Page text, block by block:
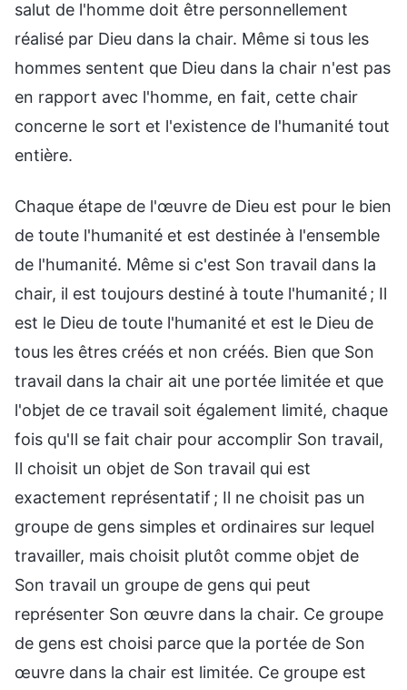
salut de l'homme doit être personnellement
réalisé par Dieu dans la chair. Même si tous les
hommes sentent que Dieu dans la chair n'est pas
en rapport avec l'homme, en fait, cette chair
concerne le sort et l'existence de l'humanité tout
entière.
Chaque étape de l'œuvre de Dieu est pour le bien
de toute l'humanité et est destinée à l'ensemble
de l'humanité. Même si c'est Son travail dans la
chair, il est toujours destiné à toute l'humanité ; Il
est le Dieu de toute l'humanité et est le Dieu de
tous les êtres créés et non créés. Bien que Son
travail dans la chair ait une portée limitée et que
l'objet de ce travail soit également limité, chaque
fois qu'Il se fait chair pour accomplir Son travail,
Il choisit un objet de Son travail qui est
exactement représentatif ; Il ne choisit pas un
groupe de gens simples et ordinaires sur lequel
travailler, mais choisit plutôt comme objet de
Son travail un groupe de gens qui peut
représenter Son œuvre dans la chair. Ce groupe
de gens est choisi parce que la portée de Son
œuvre dans la chair est limitée. Ce groupe est